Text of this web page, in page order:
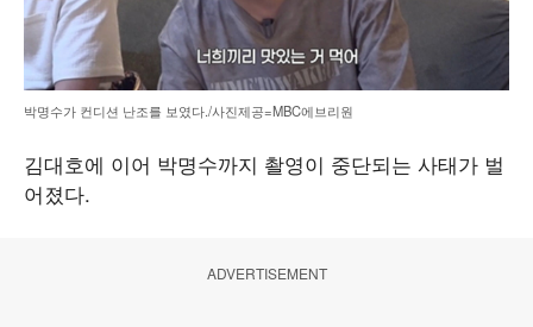
박명수가 컨디션 난조를 보였다./사진제공=MBC에브리원
김대호에 이어 박명수까지 촬영이 중단되는 사태가 벌
어졌다.
ADVERTISEMENT